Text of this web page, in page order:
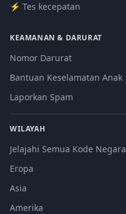
⚡ Tes kecepatan
KEAMANAN & DARURAT
Nomor Darurat
Bantuan Keselamatan Anak
Laporkan Spam
WILAYAH
Jelajahi Semua Kode Negara
Eropa
Asia
Amerika